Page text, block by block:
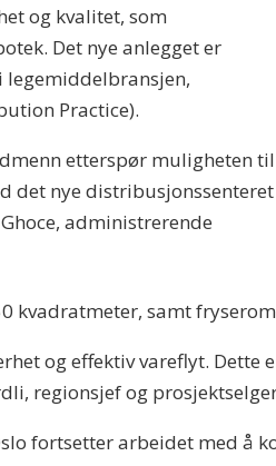
og kvalitet, som
Det nye anlegget er
legemiddelbransjen,
Practice).
etterspør muligheten til
det nye distribusjonssenteret
administrerende
kvadratmeter, samt
og effektiv vareflyt. Dette
regionsjef og
fortsetter arbeidet med å